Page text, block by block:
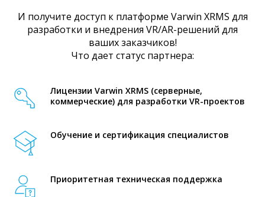
И получите доступ к платформе Varwin XRMS для
разработки и внедрения VR/AR-решений для
ваших заказчиков!
Что дает статус партнера:
Лицензии Varwin XRMS (серверные,
коммерческие) для разработки VR-проектов
Обучение и сертификация специалистов
Приоритетная техническая поддержка